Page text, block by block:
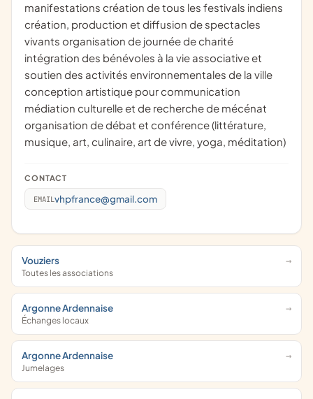
manifestations création de tous les festivals indiens
création, production et diffusion de spectacles
vivants organisation de journée de charité
intégration des bénévoles à la vie associative et
soutien des activités environnementales de la ville
conception artistique pour communication
médiation culturelle et de recherche de mécénat
organisation de débat et conférence (littérature,
musique, art, culinaire, art de vivre, yoga, méditation)
CONTACT
EMAIL vhpfrance@gmail.com
Vouziers
Toutes les associations
Argonne Ardennaise
Échanges locaux
Argonne Ardennaise
Jumelages